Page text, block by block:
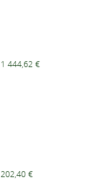
1 444,62 €
202,40 €